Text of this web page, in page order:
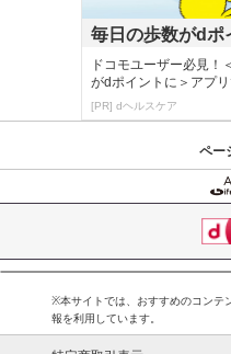
毎日の歩数がdポ
ドコモユーザー必見！
がdポイントに＞アプリ
が楽しく続く
[PR] dヘルスケア
ペー
※本サイトでは、おすすめのコンテ
報を利用しています。